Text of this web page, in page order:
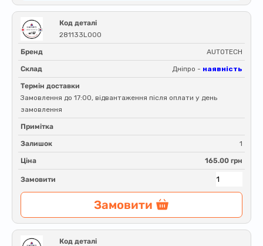
Код деталі
281133L000
Бренд AUTOTECH
Склад Дніпро - наявність
Термін доставки
Замовлення до 17:00, відвантаження після оплати у день
замовлення
Примітка
Залишок 1
Ціна 165.00 грн
Замовити
Замовити
Код деталі